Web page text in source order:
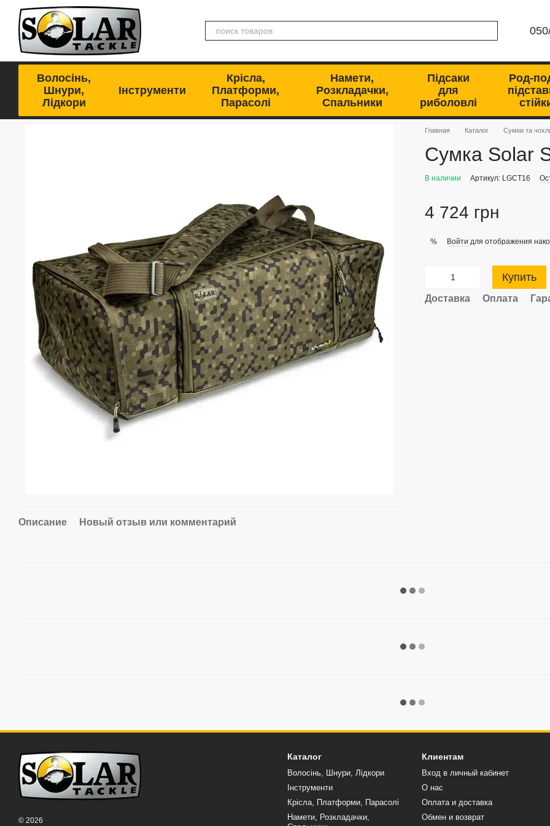
Перейти к основному контенту
Волосінь,
Шнури,
Лідкори
Інструменти
Крісла,
Платформи,
Парасолі
Намети,
Розкладачки,
Спальники
Підсаки
для
риболовлі
Род-
Описание Новый отзыв или комментарий
Главная Каталог Сумки та
Сумка Solar
В наличии Артикул: LGCT16
4 724 грн
% Войти для отображения
Купить
Доставка Оплата
© 2026
Каталог
Волосінь, Шнури, Лідкори
Інструменти
Крісла, Платформи, Парасолі
Намети, Розкладачки,
Клиентам
Вход в личный кабинет
О нас
Оплата и доставка
Обмен и возврат